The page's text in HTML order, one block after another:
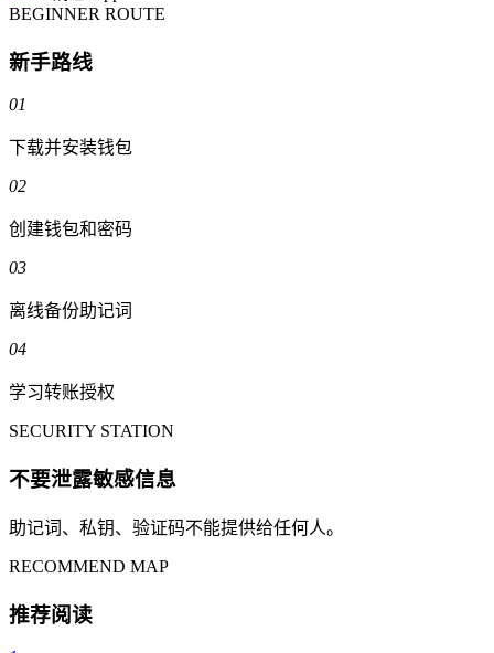
BEGINNER ROUTE
新手路线
01
下载并安装钱包
02
创建钱包和密码
03
离线备份助记词
04
学习转账授权
SECURITY STATION
不要泄露敏感信息
助记词、私钥、验证码不能提供给任何人。
RECOMMEND MAP
推荐阅读